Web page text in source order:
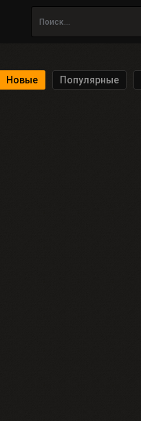
Новые Популярные